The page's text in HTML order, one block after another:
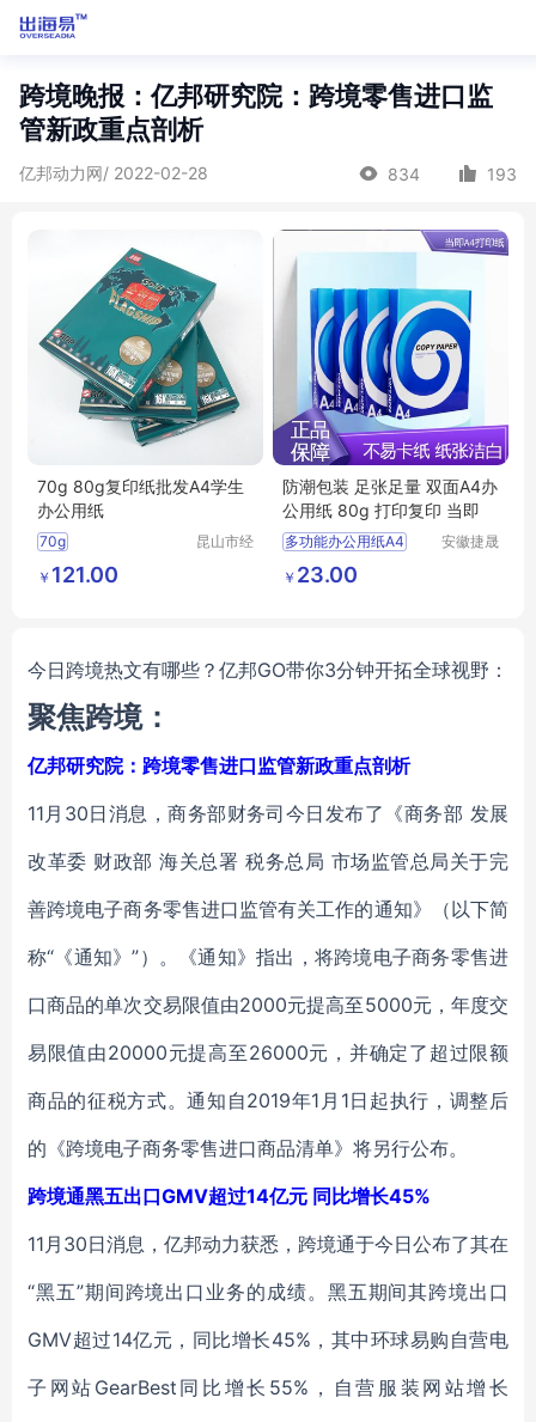
跨境晚报：亿邦研究院：跨境零售进口监
管新政重点剖析
亿邦动力网/ 2022-02-28 834 193
70g 80g复印纸批发A4学生
办公用纸
70g
供应
办公文教
昆山市经
￥ 121.00
防潮包装 足张足量 双面A4办
公用纸 80g 打印复印 当即
多功能办公用纸A4
多功能办公用纸批发
双面A4办公用纸
安徽捷晟
￥ 23.00
今日跨境热文有哪些？亿邦GO带你3分钟开拓全球视野：
聚焦跨境：
亿邦研究院：跨境零售进口监管新政重点剖析
11月30日消息，商务部财务司今日发布了《商务部 发展
改革委 财政部 海关总署 税务总局 市场监管总局关于完
善跨境电子商务零售进口监管有关工作的通知》（以下简
称“《通知》”）。《通知》指出，将跨境电子商务零售进
口商品的单次交易限值由2000元提高至5000元，年度交
易限值由20000元提高至26000元，并确定了超过限额
商品的征税方式。通知自2019年1月1日起执行，调整后
的《跨境电子商务零售进口商品清单》将另行公布。
跨境通黑五出口GMV超过14亿元 同比增长45%
11月30日消息，亿邦动力获悉，跨境通于今日公布了其在
“黑五”期间跨境出口业务的成绩。黑五期间其跨境出口
GMV超过14亿元，同比增长45%，其中环球易购自营电
子网站GearBest同比增长55%，自营服装网站增长